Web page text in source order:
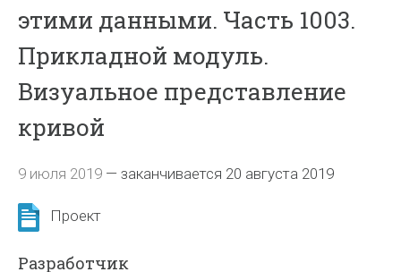
этими данными. Часть 1003.
Прикладной модуль.
Визуальное представление
кривой
9 июля 2019 —заканчивается 20 августа 2019
Проект
Разработчик